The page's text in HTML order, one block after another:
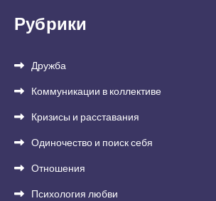
Рубрики
Дружба
Коммуникации в коллективе
Кризисы и расставания
Одиночество и поиск себя
Отношения
Психология любви